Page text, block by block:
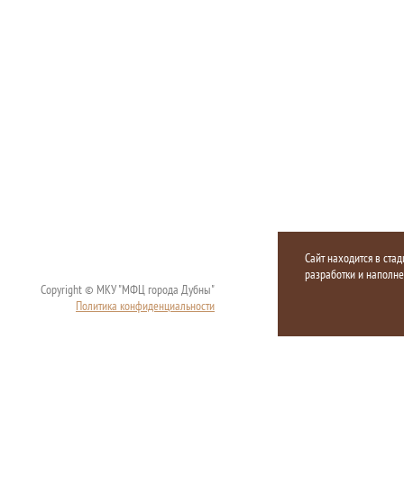
Copyright © МКУ "МФЦ города Дубны"
Политика конфиденциальности
Сайт находится в
разработки и